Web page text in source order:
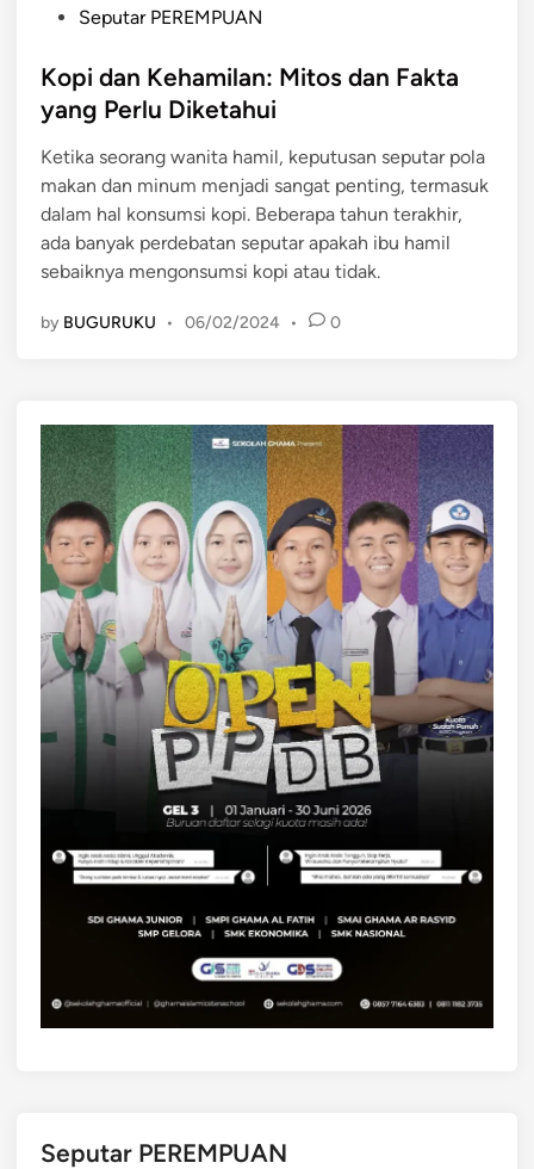
s
t
e
d
i
n
Seputar PEREMPUAN
Kopi dan Kehamilan: Mitos dan Fakta
yang Perlu Diketahui
Ketika seorang wanita hamil, keputusan seputar pola
makan dan minum menjadi sangat penting, termasuk
dalam hal konsumsi kopi. Beberapa tahun terakhir,
ada banyak perdebatan seputar apakah ibu hamil
sebaiknya mengonsumsi kopi atau tidak.
by BUGURUKU • 06/02/2024 • 0
Seputar PEREMPUAN